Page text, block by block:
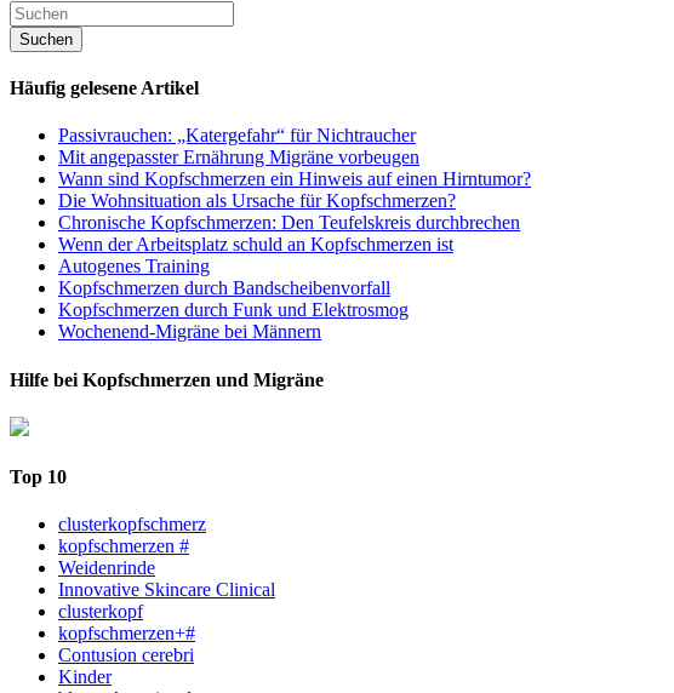
Häufig gelesene Artikel
Passivrauchen: „Katergefahr“ für Nichtraucher
Mit angepasster Ernährung Migräne vorbeugen
Wann sind Kopfschmerzen ein Hinweis auf einen Hirntumor?
Die Wohnsituation als Ursache für Kopfschmerzen?
Chronische Kopfschmerzen: Den Teufelskreis durchbrechen
Wenn der Arbeitsplatz schuld an Kopfschmerzen ist
Autogenes Training
Kopfschmerzen durch Bandscheibenvorfall
Kopfschmerzen durch Funk und Elektrosmog
Wochenend-Migräne bei Männern
Hilfe bei Kopfschmerzen und Migräne
Top 10
clusterkopfschmerz
kopfschmerzen #
Weidenrinde
Innovative Skincare Clinical
clusterkopf
kopfschmerzen+#
Contusion cerebri
Kinder